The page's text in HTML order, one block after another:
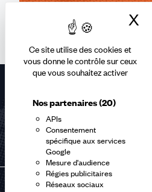
Ce site utilise des cookies et
vous donne le contrôle sur ceux
que vous souhaitez activer
Nos partenaires(20)
APIs
Consentement
spécifique aux services
Google
Mesure d'audience
Régies publicitaires
Réseaux sociaux
X
Rejoindre